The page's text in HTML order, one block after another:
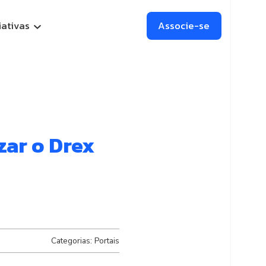
Associe-se
o Drex
Categorias: Portais